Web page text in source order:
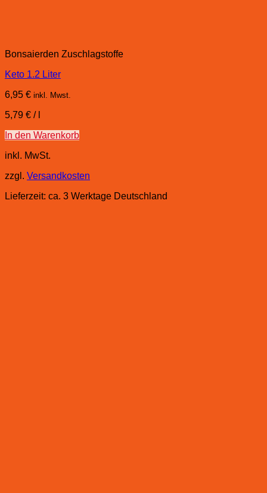
Bonsaierden Zuschlagstoffe
Keto 1.2 Liter
6,95 € inkl. Mwst.
5,79 € /
In den Warenkorb
inkl. MwSt.
zzgl. Versandkosten
Lieferzeit: ca. 3 Werktage Deutschland